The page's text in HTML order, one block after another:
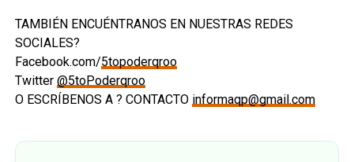
TAMBIÉN ENCUÉNTRANOS EN NUESTRAS REDES
SOCIALES?
Facebook.com/5topoderqroo
Twitter @5toPoderqroo
O ESCRÍBENOS A ? CONTACTO informaqp@gmail.com